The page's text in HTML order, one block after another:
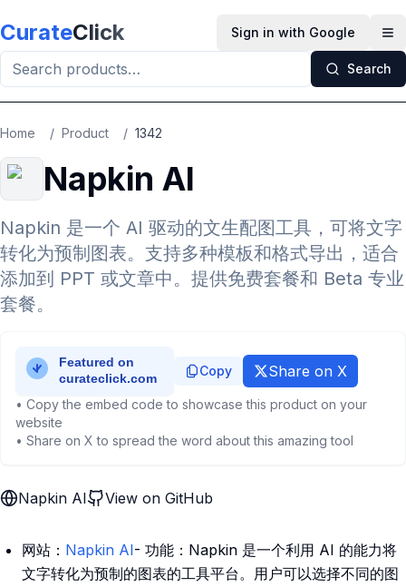
CurateClick Sign in with Google
Search
Home / Product / 1342
Napkin AI
Napkin 是一个 AI 驱动的文生配图工具，可将文字
转化为预制图表。支持多种模板和格式导出，适合
添加到 PPT 或文章中。提供免费套餐和 Beta 专业
套餐。
Copy Share on X
• Copy the embed code to showcase this product on your
website
• Share on X to spread the word about this amazing tool
Napkin AI View on GitHub
网站： Napkin AI- 功能：Napkin 是一个利用 AI 的能力将
文字转化为预制的图表的工具平台。用户可以选择不同的图